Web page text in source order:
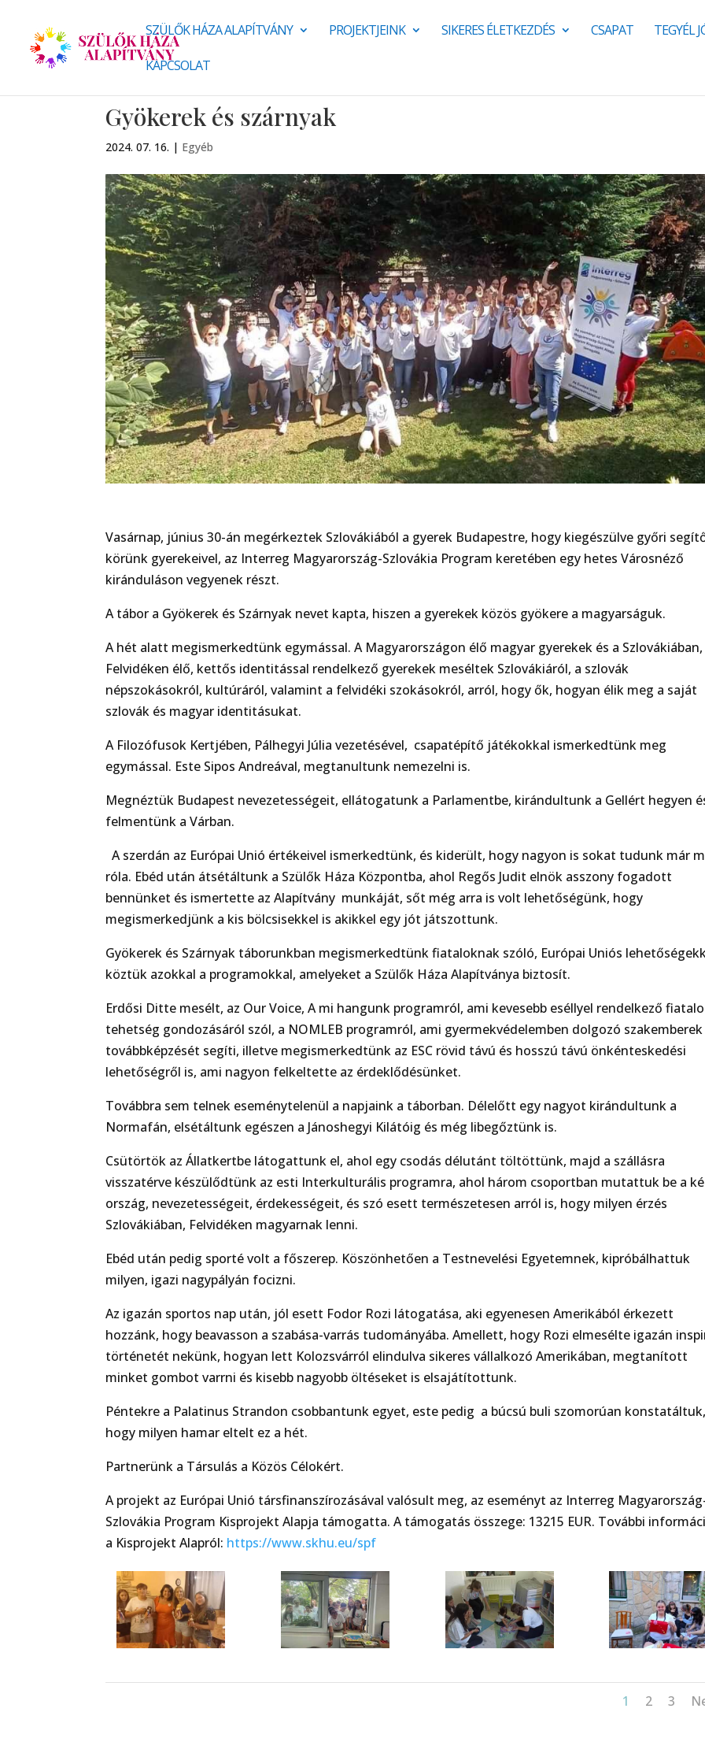
SZÜLŐK HÁZA ALAPÍTVÁNY PROJEKTJEINK SIKERES ÉLETKEZDÉS CSAPAT TEGYÉL
KAPCSOLAT
Gyökerek és szárnyak
2024. 07. 16. | Egyéb
Vasárnap, június 30-án megérkeztek Szlovákiából a gyerek Budapestre, hogy kiegészülve győri
körünk gyerekeivel, az Interreg Magyarország-Szlovákia Program keretében egy hetes Városnéző
kiránduláson vegyenek részt.
A tábor a Gyökerek és Szárnyak nevet kapta, hiszen a gyerekek közös gyökere a magyarságuk.
A hét alatt megismerkedtünk egymással. A Magyarországon élő magyar gyerekek és a Szlovákiában,
Felvidéken élő, kettős identitással rendelkező gyerekek meséltek Szlovákiáról, a szlovák
népszokásokról, kultúráról, valamint a felvidéki szokásokról, arról, hogy ők, hogyan élik meg a saját
szlovák és magyar identitásukat.
A Filozófusok Kertjében, Pálhegyi Júlia vezetésével, csapatépítő játékokkal ismerkedtünk meg
egymással. Este Sipos Andreával, megtanultunk nemezelni is.
Megnéztük Budapest nevezetességeit, ellátogatunk a Parlamentbe, kirándultunk a Gellért hegyen
felmentünk a Várban.
A szerdán az Európai Unió értékeivel ismerkedtünk, és kiderült, hogy nagyon is sokat tudunk már
róla. Ebéd után átsétáltunk a Szülők Háza Központba, ahol Regős Judit elnök asszony fogadott
bennünket és ismertette az Alapítvány munkáját, sőt még arra is volt lehetőségünk, hogy
megismerkedjünk a kis bölcsisekkel is akikkel egy jót játszottunk.
Gyökerek és Szárnyak táborunkban megismerkedtünk fiataloknak szóló, Európai Uniós
köztük azokkal a programokkal, amelyeket a Szülők Háza Alapítványa biztosít.
Erdősi Ditte mesélt, az Our Voice, A mi hangunk programról, ami kevesebb eséllyel rendelkező
tehetség gondozásáról szól, a NOMLEB programról, ami gyermekvédelemben dolgozó szakemberek
továbbképzését segíti, illetve megismerkedtünk az ESC rövid távú és hosszú távú önkénteskedési
lehetőségről is, ami nagyon felkeltette az érdeklődésünket.
Továbbra sem telnek eseménytelenül a napjaink a táborban. Délelőtt egy nagyot kirándultunk a
Normafán, elsétáltunk egészen a Jánoshegyi Kilátóig és még libegőztünk is.
Csütörtök az Állatkertbe látogattunk el, ahol egy csodás délutánt töltöttünk, majd a szállásra
visszatérve készülődtünk az esti Interkulturális programra, ahol három csoportban mutattuk be a
ország, nevezetességeit, érdekességeit, és szó esett természetesen arról is, hogy milyen érzés
Szlovákiában, Felvidéken magyarnak lenni.
Ebéd után pedig sporté volt a főszerep. Köszönhetően a Testnevelési Egyetemnek, kipróbálhattuk
milyen, igazi nagypályán focizni.
Az igazán sportos nap után, jól esett Fodor Rozi látogatása, aki egyenesen Amerikából érkezett
hozzánk, hogy beavasson a szabása-varrás tudományába. Amellett, hogy Rozi elmesélte igazán
történetét nekünk, hogyan lett Kolozsvárról elindulva sikeres vállalkozó Amerikában, megtanított
minket gombot varrni és kisebb nagyobb öltéseket is elsajátítottunk.
Péntekre a Palatinus Strandon csobbantunk egyet, este pedig a búcsú buli szomorúan
hogy milyen hamar eltelt ez a hét.
Partnerünk a Társulás a Közös Célokért.
A projekt az Európai Unió társfinanszírozásával valósult meg, az eseményt az Interreg
Szlovákia Program Kisprojekt Alapja támogatta. A támogatás összege: 13215 EUR. További
a Kisprojekt Alapról: https://www.skhu.eu/spf
1 2 3